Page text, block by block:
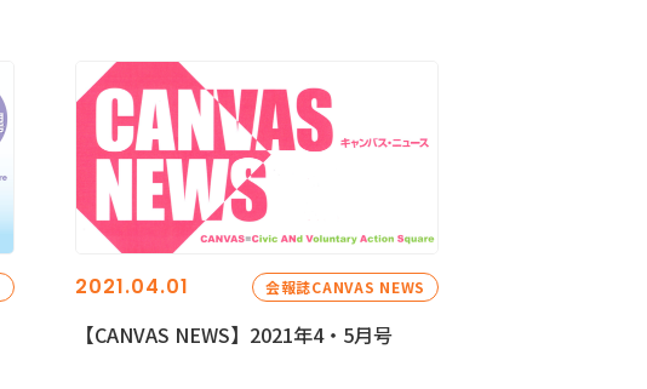
2021.04.01 会報誌CANVAS NEWS
【CANVAS NEWS】2021年4・5月号